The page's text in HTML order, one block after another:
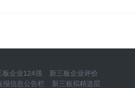
板企业124强
新三板企业评价
报信息公告栏
新三板拟精选层